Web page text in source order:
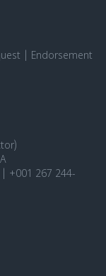
Endorsement
+001 267 244-